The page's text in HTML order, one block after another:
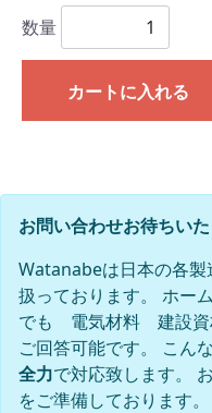
数量
カートに入れる
お問い合わせお待ちい
Watanabeは日本の各製
扱っております。 ホー
でも 電気材料 建設
ご回答可能です。 こん
全力で対応致します。
をご準備しております。